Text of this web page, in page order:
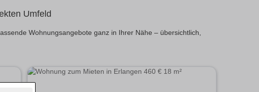
Umfeld
Wohnungsangebote ganz in Ihrer Nähe – übersichtlich,